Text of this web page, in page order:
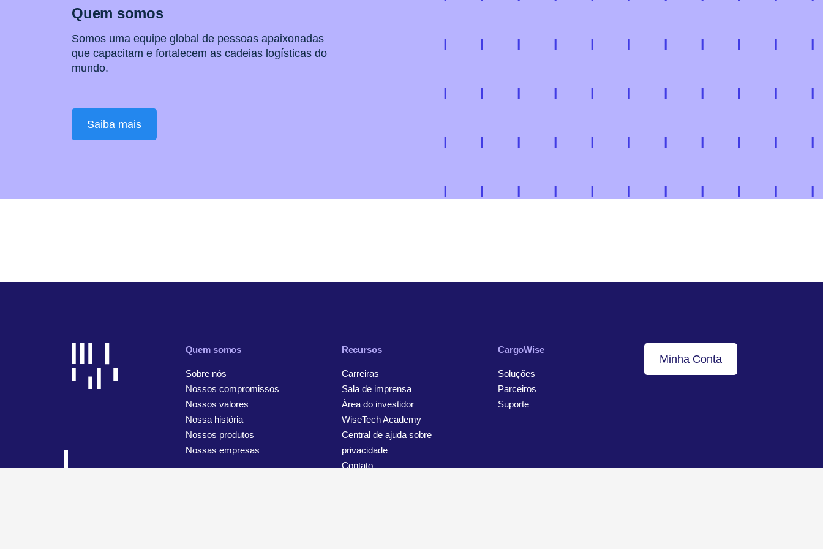
Quem somos
Somos uma equipe global de pessoas apaixonadas
que capacitam e fortalecem as cadeias logísticas do
mundo.
Saiba mais
Quem somos
Sobre nós
Nossos compromissos
Nossos valores
Nossa história
Nossos produtos
Nossas empresas
Recursos
Carreiras
Sala de imprensa
Área do investidor
WiseTech Academy
Central de ajuda sobre
privacidade
Contato
CargoWise
Soluções
Parceiros
Suporte
Minha Conta